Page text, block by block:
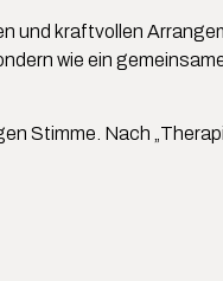
und kraftvollen
wie ein
Stimme. Nach